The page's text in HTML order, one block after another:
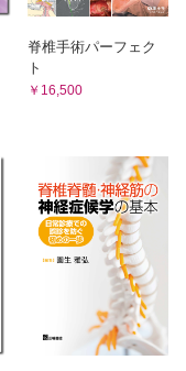
脊椎手術パーフェク
ト
￥16,500